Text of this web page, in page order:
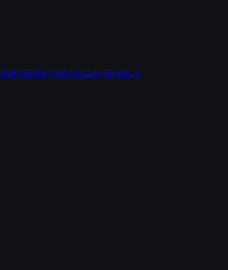
INFORMATIVA SULLA PRIVACY